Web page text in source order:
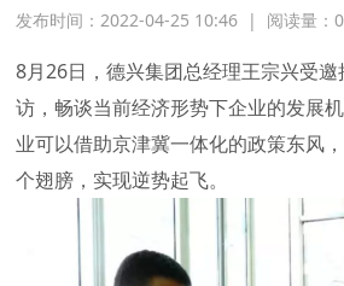
发布时间：2022-04-25 10:46 | 阅读量：0
8月26日，德兴集团总经理王宗兴受
访，畅谈当前经济形势下企业的发展
业可以借助京津冀一体化的政策东风
个翅膀，实现逆势起飞。